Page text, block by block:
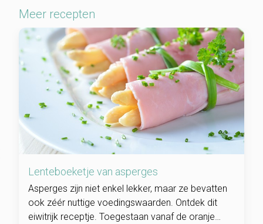
Meer recepten
Lenteboeketje van asperges
Asperges zijn niet enkel lekker, maar ze bevatten
ook zéér nuttige voedingswaarden. Ontdek dit
eiwitrijk receptje. Toegestaan vanaf de oranje